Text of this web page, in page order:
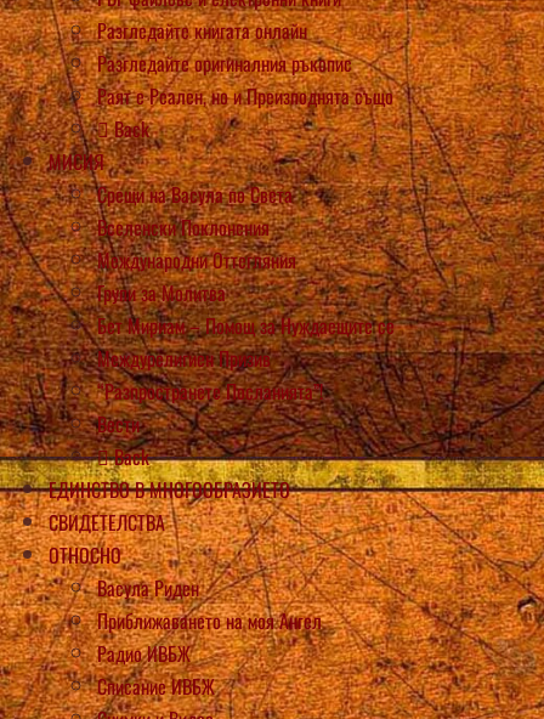
Разгледайте книгата онлайн
Разгледайте оригиналния ръкопис
Раят е Реален, но и Преизподнята също
Back
МИСИЯ
Срещи на Васула по Света
Вселенски Поклонения
Международни Оттегляния
Групи за Молитва
Бет Мириам – Помощ за Нуждаещите се
Междурелигиен Призив
“Разпространете Посланията”!
Вести
Back
ЕДИНСТВО В МНОГООБРАЗИЕТО
СВИДЕТЕЛСТВА
ОТНОСНО
Васула Риден
Приближаването на моя Ангел
Радио ИВБЖ
Списание ИВБЖ